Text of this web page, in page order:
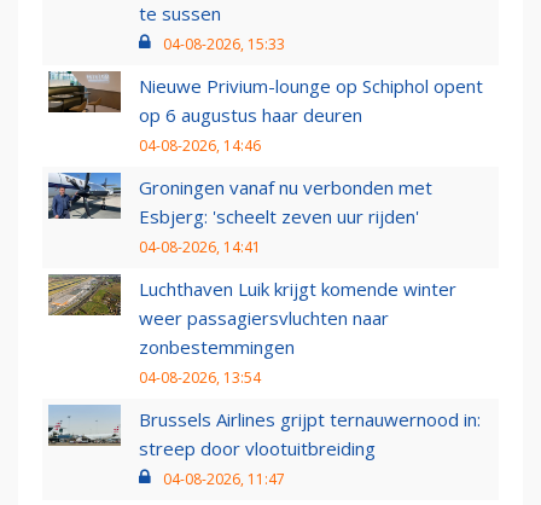
te sussen
04-08-2026, 15:33
Nieuwe Privium-lounge op Schiphol opent
op 6 augustus haar deuren
04-08-2026, 14:46
Groningen vanaf nu verbonden met
Esbjerg: 'scheelt zeven uur rijden'
04-08-2026, 14:41
Luchthaven Luik krijgt komende winter
weer passagiersvluchten naar
zonbestemmingen
04-08-2026, 13:54
Brussels Airlines grijpt ternauwernood in:
streep door vlootuitbreiding
04-08-2026, 11:47